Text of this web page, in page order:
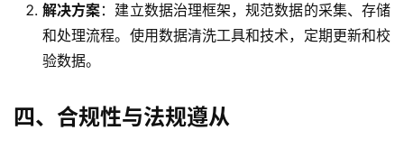
解决方案：建立数据治理框架，规范数据的采集、存储
和处理流程。使用数据清洗工具和技术，定期更新和校
验数据。
四、合规性与法规遵从